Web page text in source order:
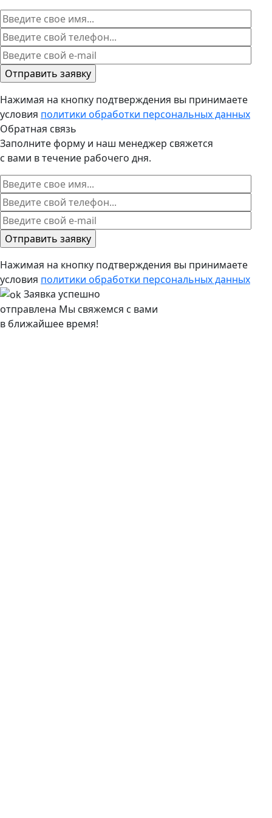
Нажимая на кнопку подтверждения вы принимаете
условия политики обработки персональных данных
Обратная связь
Заполните форму и наш менеджер свяжется
с вами в течение рабочего дня.
Нажимая на кнопку подтверждения вы принимаете
условия политики обработки персональных данных
Заявка успешно
отправлена Мы свяжемся с вами
в ближайшее время!